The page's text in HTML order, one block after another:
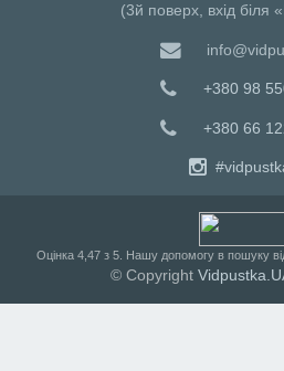
(3й поверх, вхід біля
+380 98
+380 66
Оцiнка 4,47 з 5 . Нашу допомогу в пошуку
© Copyright